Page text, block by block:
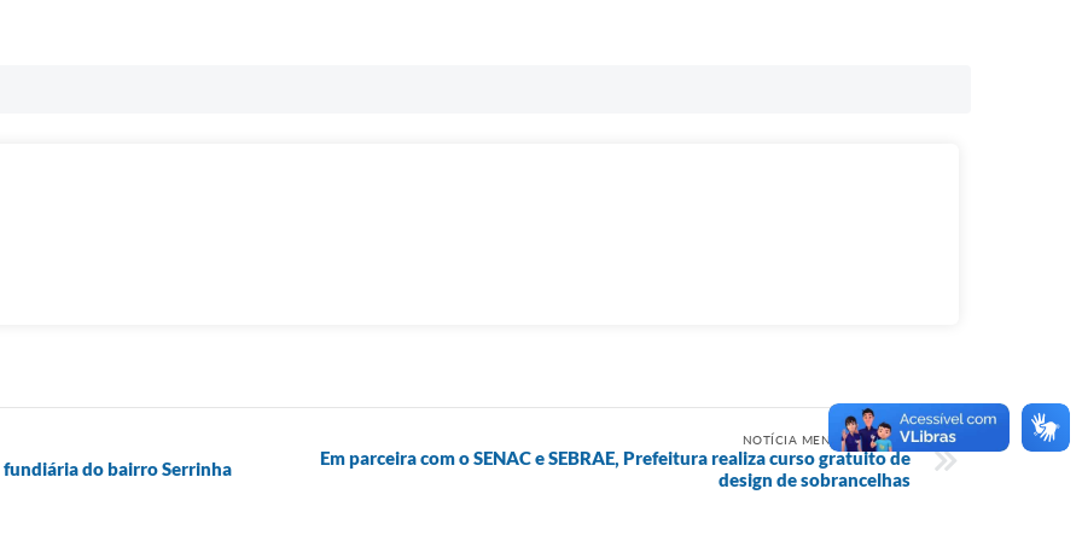
do bairro Serrinha
NOTÍCIA MENOS RECENTE
Em parceira com o SENAC e SEBRAE, Prefeitura realiza curso gratuito de
design de sobrancelhas